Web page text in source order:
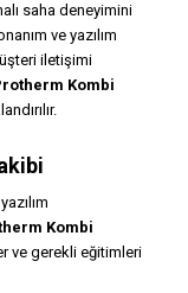
saha deneyimini
ve yazılım
iletişimi
Kombi
Kombi
ve gerekli eğitimleri